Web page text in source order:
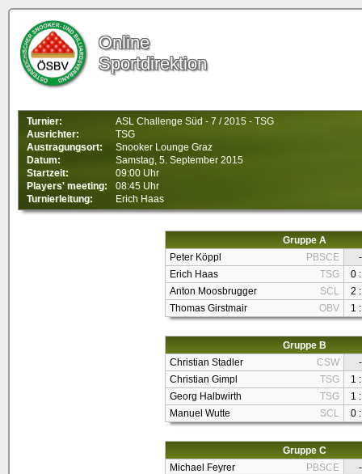
Online
Sportdirektion
Turnier:
ASL Challenge Süd - 7 / 2015 - TSG
Ausrichter:
TSG
Austragungsort:
Snooker Lounge Graz
Datum:
Samstag, 5. September 2015
Startzeit:
09:00 Uhr
Players' meeting:
08:45 Uhr
Turnierleitung:
Erich Haas
Gruppe A
Peter Köppl
PBSCE
-
Erich Haas
TSG
0
Anton Moosbrugger
SCL
2
Thomas Girstmair
OBV 1
Gruppe B
Christian Stadler
CSW
-
Christian Gimpl
TSG
1
Georg Halbwirth
TSG
1
Manuel Wutte
SCL 0
Gruppe C
Michael Feyrer
PBSCE
-